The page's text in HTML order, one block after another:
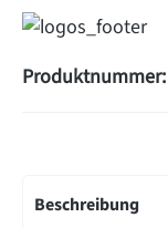
Produktnummer:
Beschreibung